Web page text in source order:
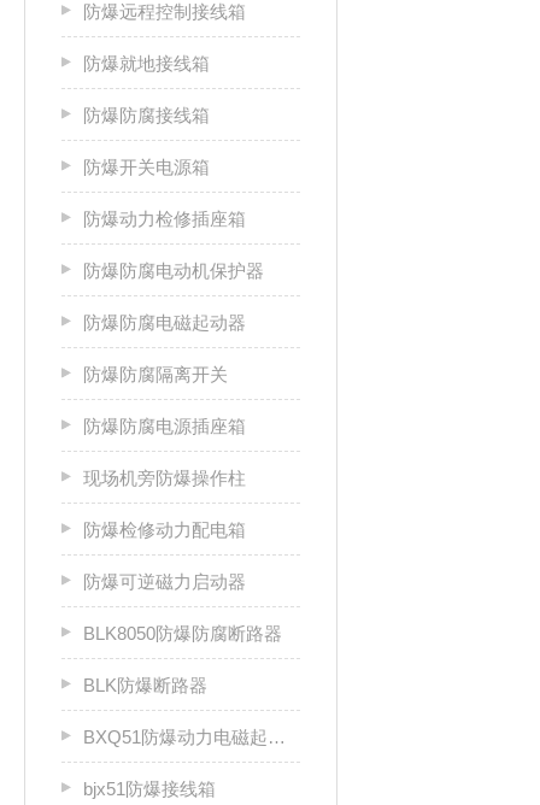
防爆远程控制接线箱
防爆就地接线箱
防爆防腐接线箱
防爆开关电源箱
防爆动力检修插座箱
防爆防腐电动机保护器
防爆防腐电磁起动器
防爆防腐隔离开关
防爆防腐电源插座箱
现场机旁防爆操作柱
防爆检修动力配电箱
防爆可逆磁力启动器
BLK8050防爆防腐断路器
BLK防爆断路器
BXQ51防爆动力电磁起动箱
bjx51防爆接线箱